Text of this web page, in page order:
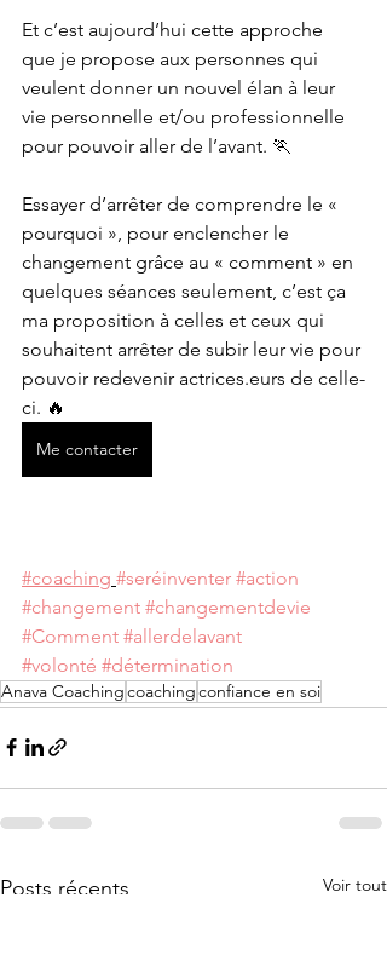
Et c’est aujourd’hui cette approche
que je propose aux personnes qui
veulent donner un nouvel élan à leur
vie personnelle et/ou professionnelle
pour pouvoir aller de l’avant. 🏃
Essayer d’arrêter de comprendre le «
pourquoi », pour enclencher le
changement grâce au « comment » en
quelques séances seulement, c’est ça
ma proposition à celles et ceux qui
souhaitent arrêter de subir leur vie pour
pouvoir redevenir actrices.eurs de celle-
ci. 🔥
Me contacter
#coaching #seréinventer #action
#changement #changementdevie
#Comment #allerdelavant
#volonté #détermination
Anava Coachingcoachingconfiance en soi
Posts récents Voir tout